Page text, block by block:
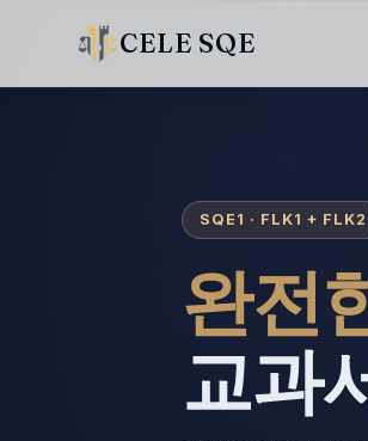
CELE SQE
SQE1 · FLK1 + FLK2
완전
교과